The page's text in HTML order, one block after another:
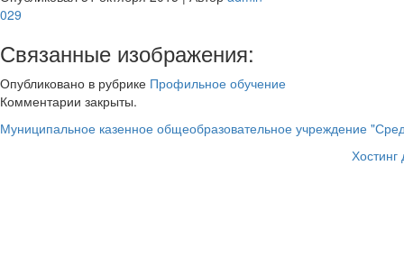
029
Связанные изображения:
Опубликовано в рубрике Профильное обучение
Комментарии закрыты.
Муниципальное казенное общеобразовательное учреждение
Хостинг